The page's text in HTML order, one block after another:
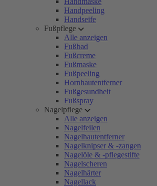
Handpeeling
Handseife
Fußpflege
Alle anzeigen
Fußbad
Fußcreme
Fußmaske
Fußpeeling
Hornhautentferner
Fußgesundheit
Fußspray
Nagelpflege
Alle anzeigen
Nagelfeilen
Nagelhautentferner
Nagelknipser & -zangen
Nagelöle & -pflegestifte
Nagelscheren
Nagelhärter
Nagellack